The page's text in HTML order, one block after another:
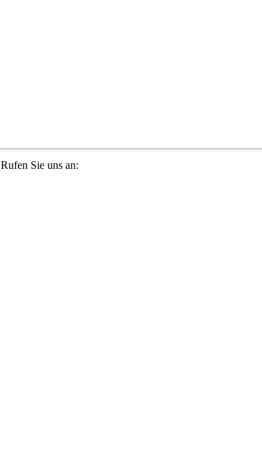
Rufen Sie uns an: